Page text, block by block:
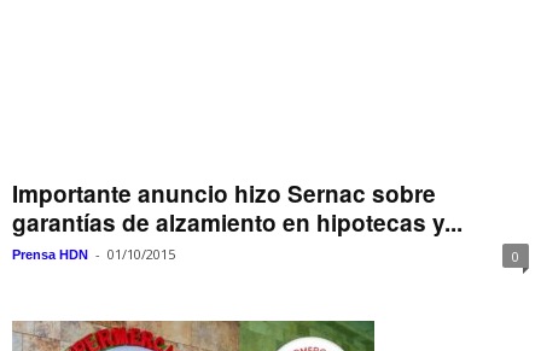
Importante anuncio hizo Sernac sobre
garantías de alzamiento en hipotecas y...
Prensa HDN - 01/10/2015 0